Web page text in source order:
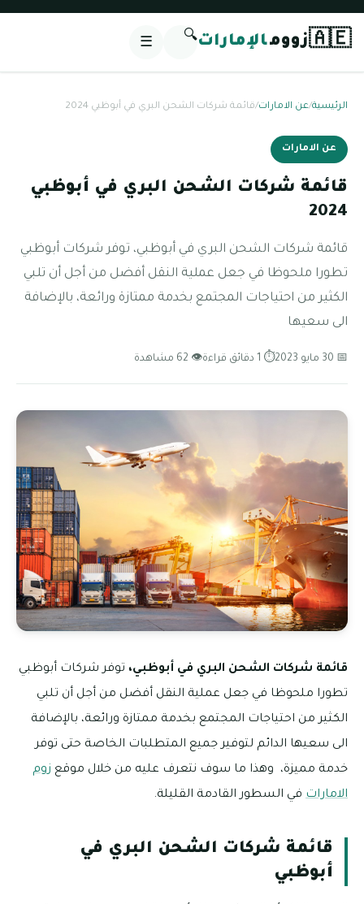
🇦🇪زوومالإمارات🔍
☰
الرئيسية/عن الامارات/قائمة شركات الشحن البري في أبوظبي 2024
عن الامارات
قائمة شركات الشحن البري في أبوظبي
2024
قائمة شركات الشحن البري في أبوظبي، توفر شركات أبوظبي
تطورا ملحوظا في جعل عملية النقل أفضل من أجل أن تلبي
الكثير من احتياجات المجتمع بخدمة ممتازة ورائعة، بالإضافة
الى سعيها
📅 30 مايو 2023 ⏱ 1 دقائق قراءة 👁 62 مشاهدة
قائمة شركات الشحن البري في أبوظبي، توفر شركات أبوظبي
تطورا ملحوظا في جعل عملية النقل أفضل من أجل أن تلبي
الكثير من احتياجات المجتمع بخدمة ممتازة ورائعة، بالإضافة
الى سعيها الدائم لتوفير جميع المتطلبات الخاصة حتى توفر
خدمة مميزة، وهذا ما سوف نتعرف عليه من خلال موقع زوم
الامارات في السطور القادمة القليلة.
قائمة شركات الشحن البري في
أبوظبي